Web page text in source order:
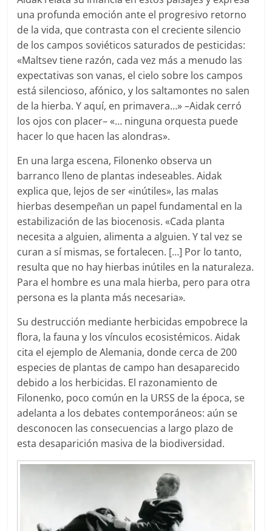
una profunda emoción ante el progresivo retorno
de la vida, que contrasta con el creciente silencio
de los campos soviéticos saturados de pesticidas:
«Maltsev tiene razón, cada vez más a menudo las
expectativas son vanas, el cielo sobre los campos
está silencioso, afónico, y los saltamontes no salen
de la hierba. Y aquí, en primavera…» –Aidak cerró
los ojos con placer– «… ninguna orquesta puede
hacer lo que hacen las alondras».
En una larga escena, Filonenko observa un
barranco lleno de plantas indeseables. Aidak
explica que, lejos de ser «inútiles», las malas
hierbas desempeñan un papel fundamental en la
estabilización de las biocenosis. «Cada planta
necesita a alguien, alimenta a alguien. Y tal vez se
curan a sí mismas, se fortalecen. […] Por lo tanto,
resulta que no hay hierbas inútiles en la naturaleza.
Para el hombre es una mala hierba, pero para otra
persona es la planta más necesaria».
Su destrucción mediante herbicidas empobrece la
flora, la fauna y los vínculos ecosistémicos. Aidak
cita el ejemplo de Alemania, donde cerca de 200
especies de plantas de campo han desaparecido
debido a los herbicidas. El razonamiento de
Filonenko, poco común en la URSS de la época, se
adelanta a los debates contemporáneos: aún se
desconocen las consecuencias a largo plazo de
esta desaparición masiva de la biodiversidad.